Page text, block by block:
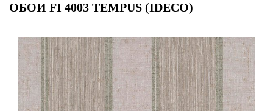
ОБОИ FI 4003 TEMPUS (IDECO)